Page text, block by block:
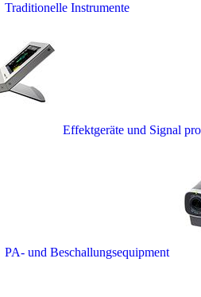
Traditionelle Instrumente
Effektgeräte und Signal
PA- und Beschallungsequipment